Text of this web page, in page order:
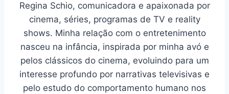
Regina Schio, comunicadora e apaixonada por
cinema, séries, programas de TV e reality
shows. Minha relação com o entretenimento
nasceu na infância, inspirada por minha avó e
pelos clássicos do cinema, evoluindo para um
interesse profundo por narrativas televisivas e
pelo estudo do comportamento humano nos